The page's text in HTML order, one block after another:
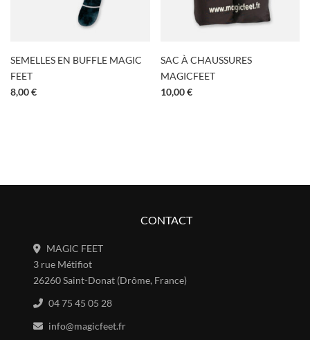
SEMELLES EN BUFFLE MAGIC
FEET
8,00€
SAC À CHAUSSURES
MAGICFEET
10,00€
CONTACT
MAGIC FEET
3 rue Métifiot
26260 Saint-Donat (Drôme, France)
04 75 45 05 28
info@magicfeet.fr